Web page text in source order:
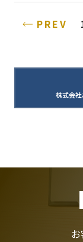
PREV
株式会